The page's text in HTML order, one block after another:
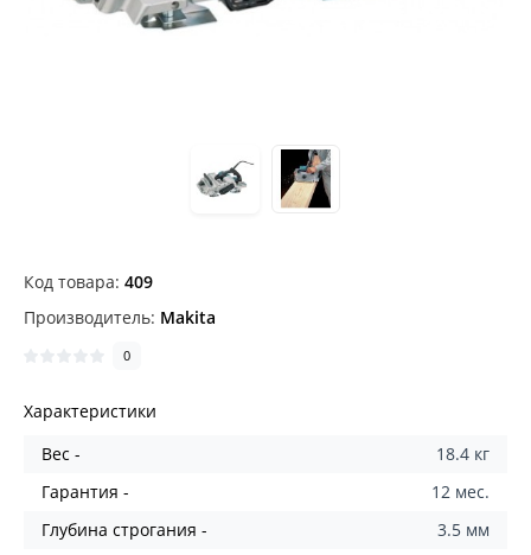
Код товара: 409
Производитель: Makita
0
Характеристики
Вес -
18.4 кг
Гарантия -
12 мес.
Глубина строгания -
3.5 мм